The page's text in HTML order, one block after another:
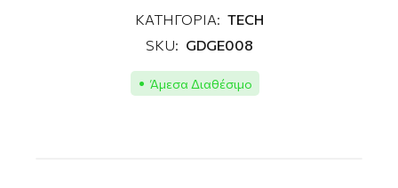
ΚΑΤΗΓΟΡΙΑ: TECH
SKU: GDGE008
Άμεσα Διαθέσιμο